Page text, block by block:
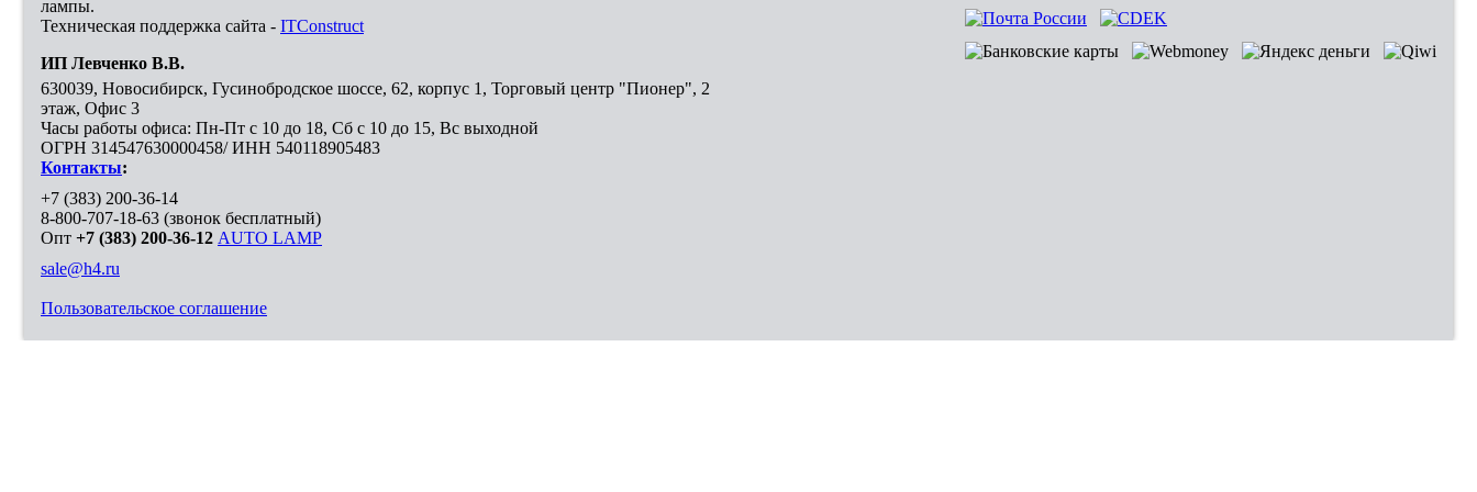
лампы.
Техническая поддержка сайта - ITConstruct
ИП Левченко В.В.
630039, Новосибирск, Гусинобродское шоссе, 62, корпус 1, Торговый центр "Пионер", 2
этаж, Офис 3
Часы работы офиса: Пн-Пт с 10 до 18, Сб с 10 до 15, Вс выходной
ОГРН 314547630000458/ ИНН 540118905483
Контакты:
+7 (383) 200-36-14
8-800-707-18-63 (звонок бесплатный)
Опт +7 (383) 200-36-12 AUTO LAMP
sale@h4.ru
Пользовательское соглашение